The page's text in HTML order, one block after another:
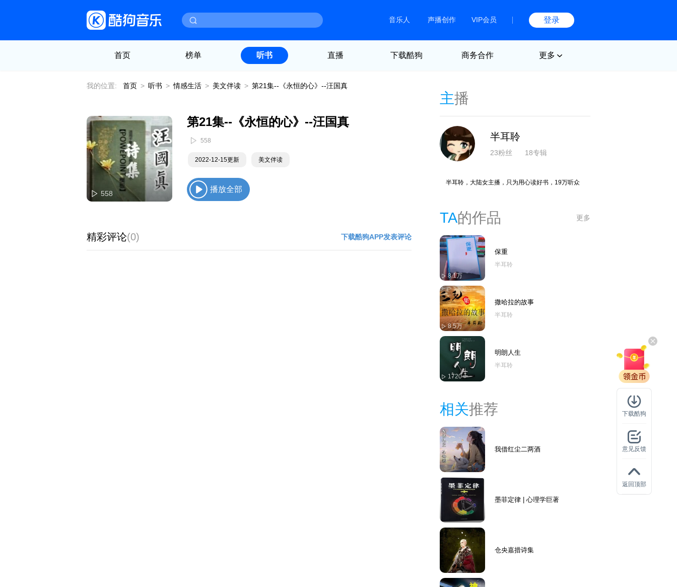
音乐人 声播创作 VIP会员 登录
首页 榜单 听书 直播 下载酷狗 商务合作 更多
我的位置: 首页 > 听书 > 情感生活 > 美文伴读 > 第21集--《永恒的心》--汪国真
558
第21集--《永恒的心》--汪国真
558
2022-12-15更新 美文伴读
播放全部
精彩评论(0) 下载酷狗APP发表评论
主播
半耳聆
23粉丝 18专辑
半耳聆，大陆女主播，只为用心读好书，19万听众
TA的作品 更多
8.1万
保重
半耳聆
8.5万
撒哈拉的故事
半耳聆
1720
明朗人生
半耳聆
相关推荐
我借红尘二两酒
墨菲定律 | 心理学巨著
仓央嘉措诗集
下载酷狗
意见反馈
返回顶部